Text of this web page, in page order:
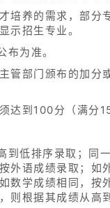
培养的需求，部分
示招生专业。
为准。
管部门颁布的加分
达到100分（满分
低排序录取；同
外语成绩录取；如
数学成绩相同，按
则根据其成绩从高